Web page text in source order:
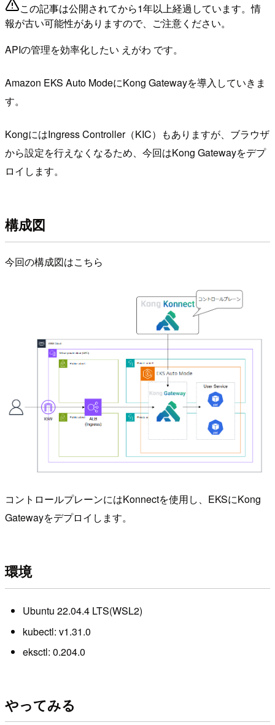
この記事は公開されてから1年以上経過しています。情
報が古い可能性がありますので、ご注意ください。
APIの管理を効率化したい えがわ です。
Amazon EKS Auto ModeにKong Gatewayを導入していきま
す。
KongにはIngress Controller（KIC）もありますが、ブラウザ
から設定を行えなくなるため、今回はKong Gatewayをデプ
ロイします。
構成図
今回の構成図はこちら
コントロールプレーンにはKonnectを使用し、EKSにKong
Gatewayをデプロイします。
環境
Ubuntu 22.04.4 LTS(WSL2)
kubectl: v1.31.0
eksctl: 0.204.0
やってみる